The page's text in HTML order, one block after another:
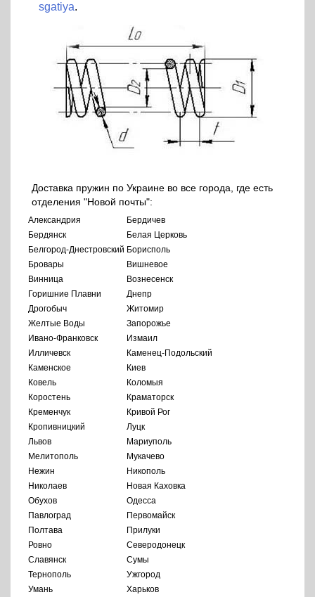
sgatiya.
Доставка пружин по Украине во все города, где есть
отделения "Новой почты":
Александрия
Бердичев
Бердянск
Белая Церковь
Белгород-Днестровский Борисполь
Бровары
Вишневое
Винница
Вознесенск
Горишние Плавни
Днепр
Дрогобыч
Житомир
Желтые Воды
Запорожье
Ивано-Франковск
Измаил
Илличевск
Каменец-Подольский
Каменское
Киев
Ковель
Коломыя
Коростень
Краматорск
Кременчук
Кривой Рог
Кропивницкий
Луцк
Львов
Мариуполь
Мелитополь
Мукачево
Нежин
Никополь
Николаев
Новая Каховка
Обухов
Одесса
Павлоград
Первомайск
Полтава
Прилуки
Ровно
Северодонецк
Славянск
Сумы
Тернополь
Ужгород
Умань
Харьков